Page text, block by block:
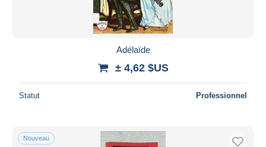
Adélaïde
± 4,62 $US
Statut Professionnel
Nouveau